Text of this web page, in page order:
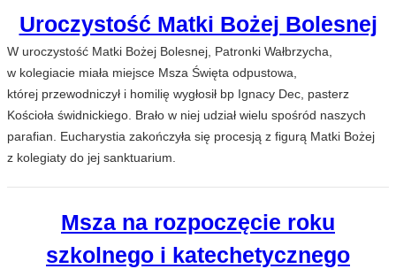
Uroczystość Matki Bożej Bolesnej
W uroczystość Matki Bożej Bolesnej, Patronki Wałbrzycha,
w kolegiacie miała miejsce Msza Święta odpustowa,
której przewodniczył i homilię wygłosił bp Ignacy Dec, pasterz
Kościoła świdnickiego. Brało w niej udział wielu spośród naszych
parafian. Eucharystia zakończyła się procesją z figurą Matki Bożej
z kolegiaty do jej sanktuarium.
Msza na rozpoczęcie roku
szkolnego i katechetycznego